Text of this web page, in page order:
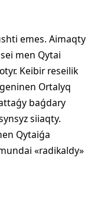
emes. Aimaqty
men Qytai
Keibir reseilik
Ortalyq
baǵdary
siiaqty.
Qytaiǵa
«radikaldy»